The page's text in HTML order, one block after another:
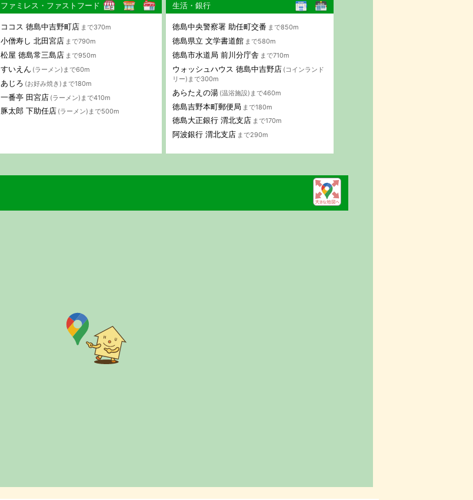
ファミレス・ファストフード
ココス 徳島中吉野町店 まで370m
小僧寿し 北田宮店 まで790m
松屋 徳島常三島店 まで950m
すいえん (ラーメン)まで60m
あじろ (お好み焼き)まで180m
一番亭 田宮店 (ラーメン)まで410m
豚太郎 下助任店 (ラーメン)まで500m
生活・銀行
徳島中央警察署 助任町交番 まで850m
徳島県立 文学書道館 まで580m
徳島市水道局 前川分庁舎 まで710m
ウォッシュハウス 徳島中吉野店 (コインランド
リー)まで300m
あらたえの湯 (温浴施設)まで460m
徳島吉野本町郵便局 まで180m
徳島大正銀行 渭北支店 まで170m
阿波銀行 渭北支店 まで290m